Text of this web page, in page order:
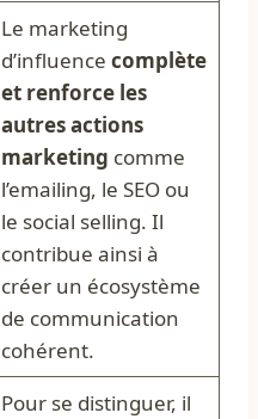
Le marketing
d’influence complète
et renforce les
autres actions
marketing comme
l’emailing, le SEO ou
le social selling. Il
contribue ainsi à
créer un écosystème
de communication
cohérent.
Pour se distinguer, il